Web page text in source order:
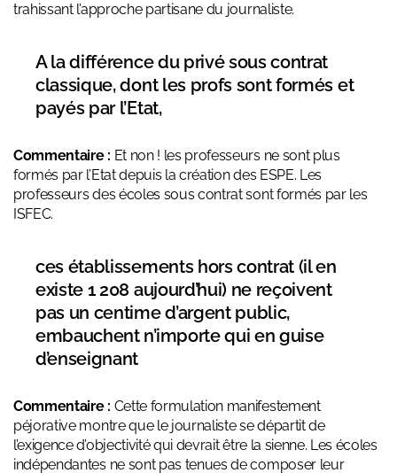
trahissant l’approche partisane du journaliste.
A la différence du privé sous contrat
classique, dont les profs sont formés et
payés par l’Etat,
Commentaire : Et non ! les professeurs ne sont plus
formés par l’Etat depuis la création des ESPE. Les
professeurs des écoles sous contrat sont formés par les
ISFEC.
ces établissements hors contrat (il en
existe 1 208 aujourd’hui) ne reçoivent
pas un centime d’argent public,
embauchent n’importe qui en guise
d’enseignant
Commentaire : Cette formulation manifestement
péjorative montre que le journaliste se départit de
l’exigence d’objectivité qui devrait être la sienne. Les écoles
indépendantes ne sont pas tenues de composer leur